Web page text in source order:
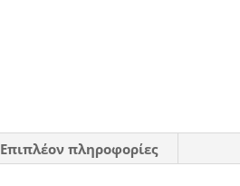
Επιπλέον πληροφορίες